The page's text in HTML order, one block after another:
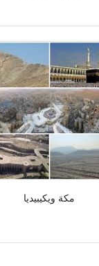
مكة ويكيبيديا